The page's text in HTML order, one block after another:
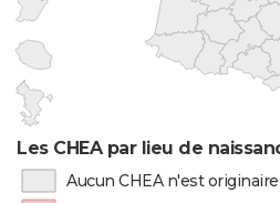
Les CHEA par lieu de
Aucun CHEA n'est